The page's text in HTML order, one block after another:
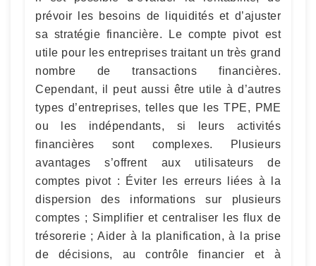
prévoir les besoins de liquidités et d’ajuster
sa stratégie financière. Le compte pivot est
utile pour les entreprises traitant un très grand
nombre de transactions financières.
Cependant, il peut aussi être utile à d’autres
types d’entreprises, telles que les TPE, PME
ou les indépendants, si leurs activités
financières sont complexes. Plusieurs
avantages s’offrent aux utilisateurs de
comptes pivot : Éviter les erreurs liées à la
dispersion des informations sur plusieurs
comptes ; Simplifier et centraliser les flux de
trésorerie ; Aider à la planification, à la prise
de décisions, au contrôle financier et à